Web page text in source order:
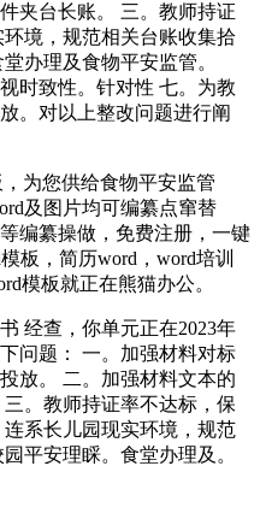
夹台长账。 三。教师持证
境，规范相关台账收集拾
办理及食物平安监管。
时致性。针对性 七。为教
。对以上整改问题进行阐
为您供给食物平安监管
及图片均可编纂点窜替
编纂操做，免费注册，一键
板，简历word，word培训
模板就正在熊猫办公。
经查，你单元正在2023年
问题： 一。加强材料对标
放。 二。加强材料文本的
。教师持证率不达标，保
系长儿园现实环境，规范
平安理睬。食堂办理及。